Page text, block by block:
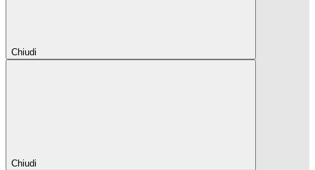
Chiudi
Chiudi